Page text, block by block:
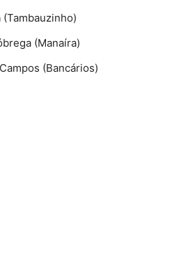
(Manaíra)
(Bancários)